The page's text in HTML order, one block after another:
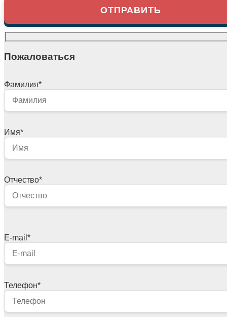
Пожаловаться
Фамилия*
Имя*
Отчество*
E-mail *
Телефон*